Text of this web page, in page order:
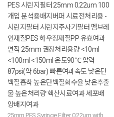
PES 시린지필터 25mm 0.22um 100
개입 분석용배지버퍼 시료전처리용 -
시린지필터 시린지주사기필터 멤브레
인재질PES 하우징재질PP 유효여과
면적 25mm 권장처리용량 <10ml
<100ml <150ml 온도90℃ 압력
87psi(약 6bar) 빠른여과속도 낮은단
백질흡착 높은단백질회수율 낮은추출
물 높은처리량 핵산시료여과 세포배
양배지여과
25mm PES Syringe Filter 0.22um with